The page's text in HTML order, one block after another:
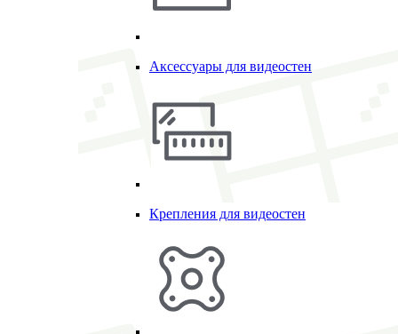
Аксессуары для видеостен
Крепления для видеостен